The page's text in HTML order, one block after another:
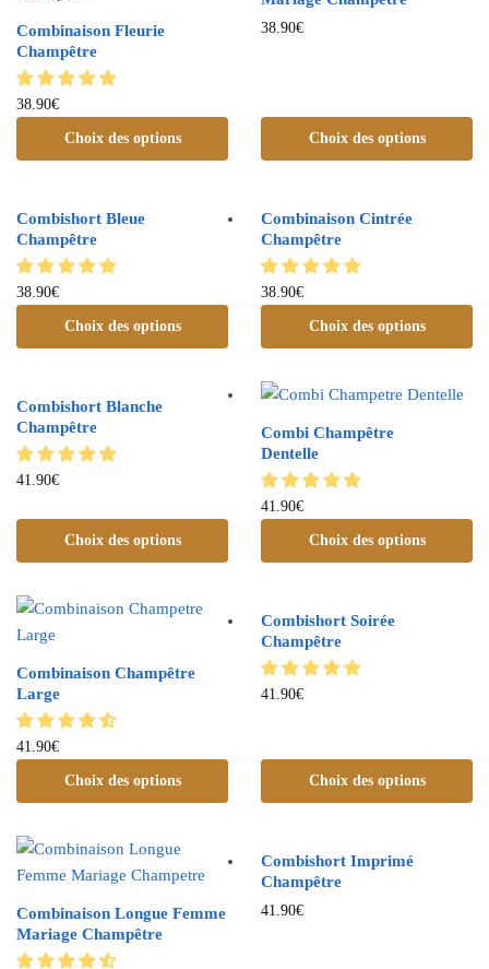
Combinaison Fleurie
Champêtre
38.90€
Choix des options
38.90€
Choix des options
Combishort Bleue
Champêtre
38.90€
Choix des options
Combinaison Cintrée
Champêtre
38.90€
Choix des options
Combishort Blanche
Champêtre
41.90€
Choix des options
Combi Champêtre
Dentelle
41.90€
Choix des options
Combinaison Champêtre
Large
41.90€
Choix des options
Combishort Soirée
Champêtre
41.90€
Choix des options
Combinaison Longue Femme
Mariage Champêtre
Combishort Imprimé
Champêtre
41.90€